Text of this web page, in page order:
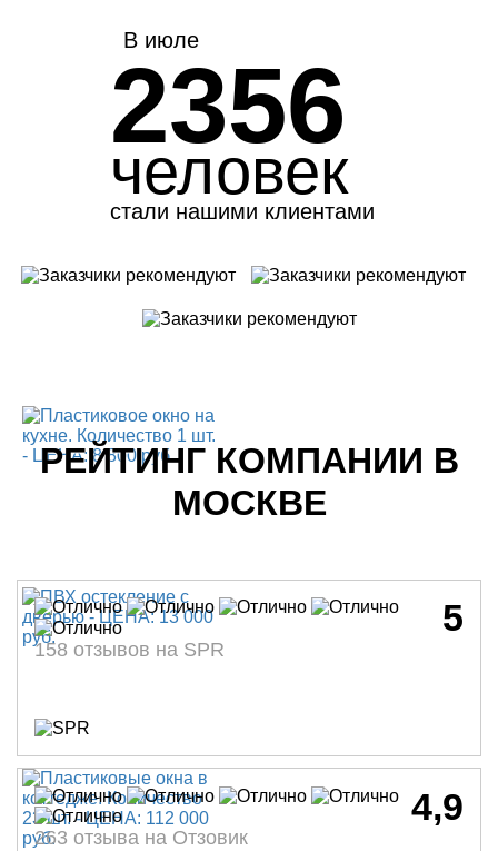
В июле
2356
человек
стали нашими клиентами
РЕЙТИНГ КОМПАНИИ В
МОСКВЕ
5
158 отзывов на SPR
4,9
263 отзыва на Отзовик